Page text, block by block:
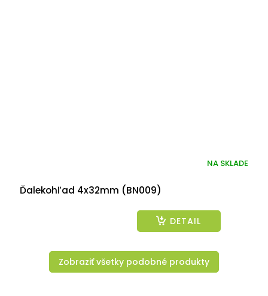
Ďalekohľad 4x32mm (BN009)
NA SKLADE
DETAIL
Zobraziť všetky podobné produkty